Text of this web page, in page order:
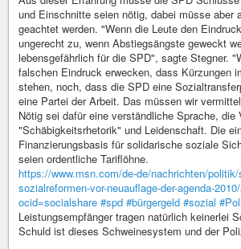
und Einschnitte seien nötig, dabei müsse aber
geachtet werden. "Wenn die Leute den
ungerecht zu, wenn Abstiegsängste geweckt
lebensgefährlich für die SPD", sagte Stegner.
falschen Eindruck erwecken, dass Kürzungen
stehen, noch, dass die SPD eine
eine Partei der Arbeit. Das müssen wir
Nötig sei dafür eine verständliche Sprache, die
"Schäbigkeitsrhetorik" und Leidenschaft. Die
Finanzierungsbasis für solidarische soziale
seien ordentliche Tariflöhne.
https://www.msn.com/de-de/nachrichten/politik/
sozialreformen-vor-neuauflage-der-agenda-
ocid=socialshare #spd #bürgergeld #sozial
Leistungsempfänger tragen natürlich keinerlei
Schuld ist dieses Schweinesystem und der